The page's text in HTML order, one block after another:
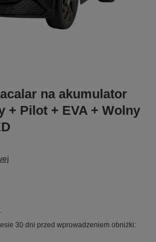
na akumulator
+ Pilot + EVA + Wolny
30 dni przed wprowadzeniem obniżki: